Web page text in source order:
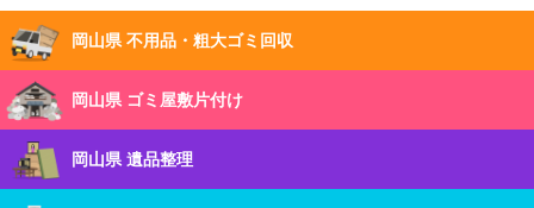
岡山県 不用品・粗大ゴミ回収
岡山県 ゴミ屋敷片付け
岡山県 遺品整理